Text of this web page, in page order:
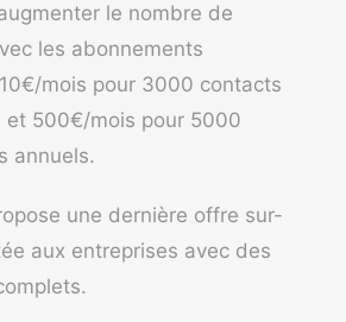
le nombre de
les abonnements
mois pour 3000 contacts
et 500€/mois pour 5000
annuels.
une dernière offre sur-
aux entreprises avec des